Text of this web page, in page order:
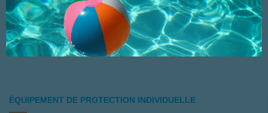
16,80 €
AJOUTER AU PANIER
ÉQUIPEMENT DE PROTECTION INDIVIDUELLE